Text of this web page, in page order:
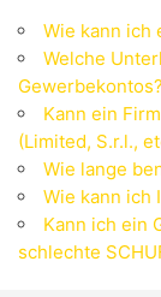
Wie kann ich
Welche
Gewerbekontos?
Kann ein
(Limited, S.r.l.,
Wie lange
Wie kann ich
Kann ich ein
schlechte